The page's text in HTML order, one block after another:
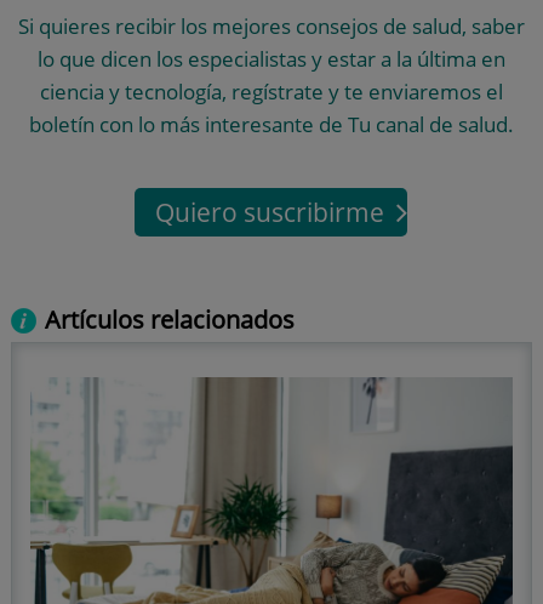
Si quieres recibir los mejores consejos de salud, saber
lo que dicen los especialistas y estar a la última en
ciencia y tecnología, regístrate y te enviaremos el
boletín con lo más interesante de Tu canal de salud.
Quiero suscribirme
Artículos relacionados